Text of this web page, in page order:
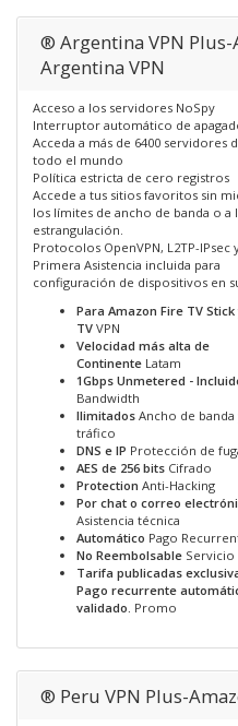
® Argentina VPN Plus-
Argentina VPN
Acceso a los servidores NoSpy
Interruptor automático de
Acceda a más de 6400 servidores
todo el mundo
Política estricta de cero registros
Accede a tus sitios favoritos sin
los límites de ancho de banda o a
estrangulación.
Protocolos OpenVPN, L2TP-IPsec
Primera Asistencia incluida para
configuración de dispositivos en
Para Amazon Fire TV Stick
TV VPN
Velocidad más alta de
Continente Latam
1Gbps Unmetered -
Bandwidth
Ilimitados Ancho de banda
tráfico
DNS e IP Protección de
AES de 256 bits Cifrado
Protection Anti-Hacking
Por chat o correo
Asistencia técnica
Automático Pago
No Reembolsable Servicio
Tarifa publicadas
Pago recurrente
validado. Promo
® Peru VPN Plus-